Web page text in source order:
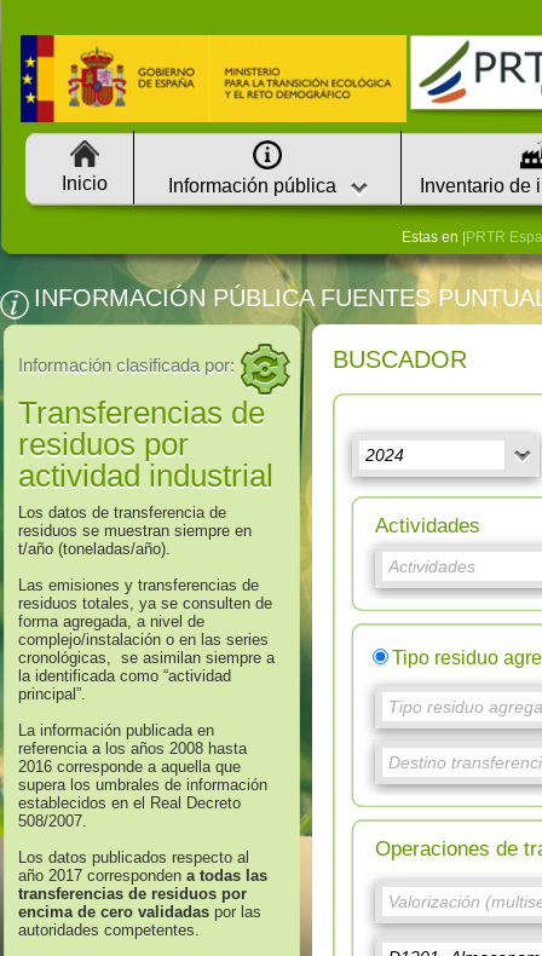
Inicio Información pública Inventario de
Estas en | PRTR
INFORMACIÓN PÚBLICA FUENTES
Información clasificada por:
Transferencias de
residuos por
actividad industrial
Los datos de transferencia de
residuos se muestran siempre en
t/año (toneladas/año).
Las emisiones y transferencias de
residuos totales, ya se consulten de
forma agregada, a nivel de
complejo/instalación o en las series
cronológicas, se asimilan siempre a
la identificada como “actividad
principal”.
La información publicada en
referencia a los años 2008 hasta
2016 corresponde a aquella que
supera los umbrales de información
establecidos en el Real Decreto
508/2007.
Los datos publicados respecto al
año 2017 corresponden a todas las
transferencias de residuos por
encima de cero validadas por las
autoridades competentes.
BUSCADOR
Actividades
Tipo residuo
Operaciones de